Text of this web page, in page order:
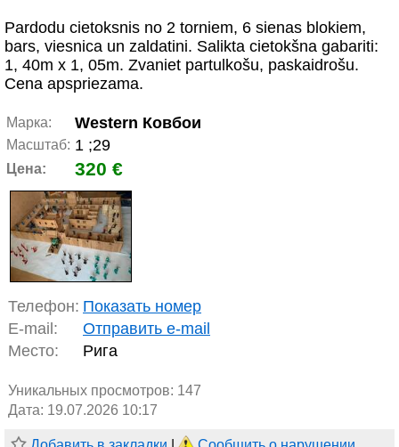
Pardodu cietoksnis no 2 torniem, 6 sienas blokiem,
bars, viesnica un zaldatini. Salikta cietokšna gabariti:
1, 40m x 1, 05m. Zvaniet partulkošu, paskaidrošu.
Cena apspriezama.
Марка: Western Ковбои
Масштаб: 1 ;29
Цена: 320 €
Телефон: Показать номер
E-mail:
Отправить e-mail
Место:
Рига
Уникальных просмотров: 147
Дата: 19.07.2026 10:17